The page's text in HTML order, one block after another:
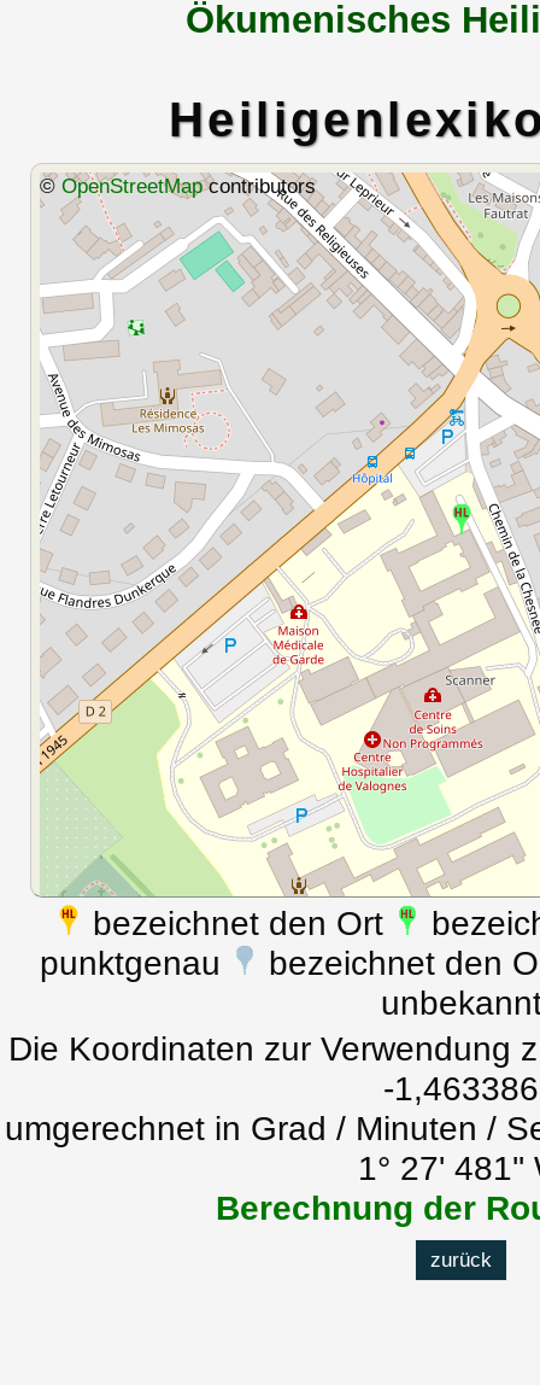
Ökumenisches
© OpenStreetMapcontributors
bezeichnet den Ort
punktgenau
bezeichnet den
Die Koordinaten zur Verwendung
-1,463386
umgerechnet in Grad / Minuten /
1° 27' 481''
Berechnung der